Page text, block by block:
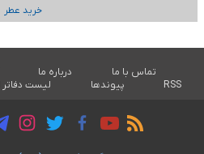
خرید عطر
تماس با ما درباره ما
RSS
پیوندها لیست دفاتر